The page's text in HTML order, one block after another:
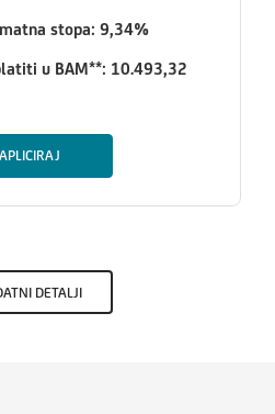
stopa: 9,34%
u BAM**: 10.493,32
APLICIRAJ
DETALJI